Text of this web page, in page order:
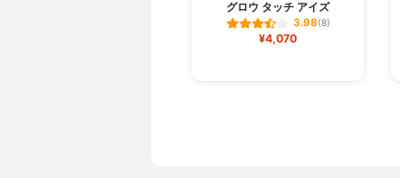
グロウ タッチ アイズ
3.98(8)
¥4,070